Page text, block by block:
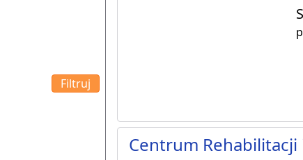
Centrum Rehabilitacji i